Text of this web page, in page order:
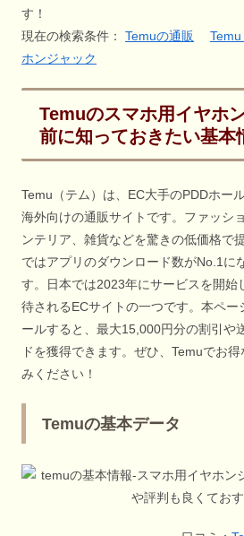
す！
現在の検索条件： Temuの通販
ホンジャック
Temuのスマホ用イヤホ
前に知っておきたい基本
Temu（テム）は、EC大手のPDDホー
海外向けの通販サイトです。ファッシ
ンテリア、雑貨などを驚きの低価格で
ではアプリのダウンロード数がNo.1に
す。日本では2023年にサービスを開始
待されるECサイトの一つです。本ペー
ールすると、最大15,000円分の割引や
ドを獲得できます。ぜひ、Temuでお
みください！
Temuの基本データ